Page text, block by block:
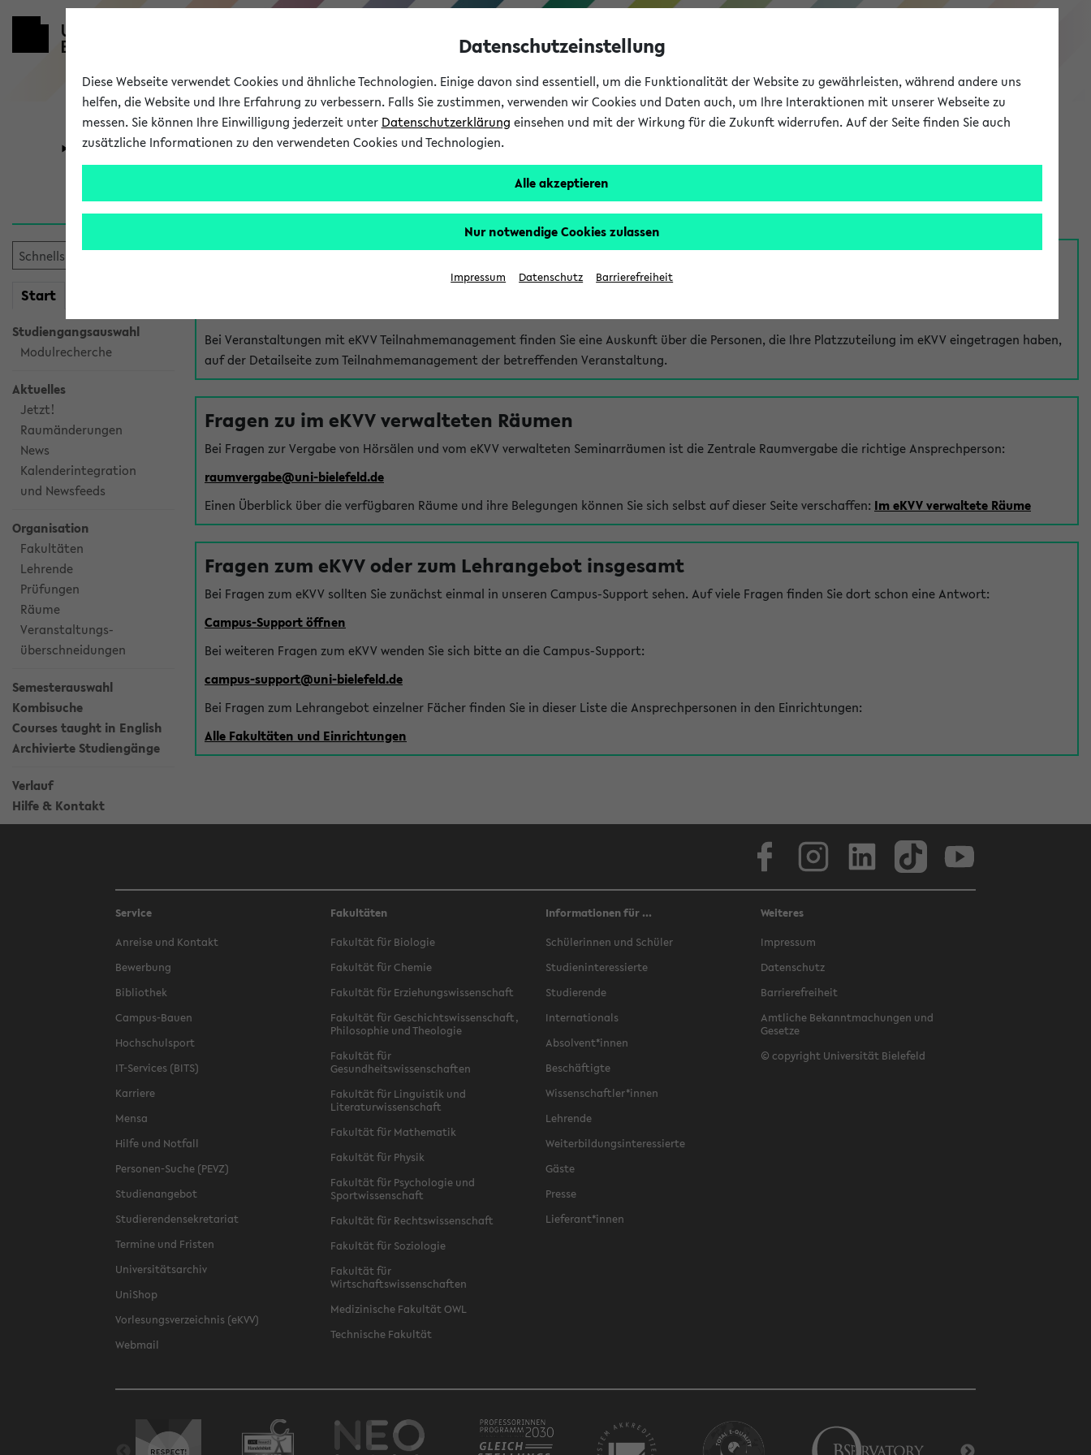
eKVV
Universität Forschung Studium
Start
Studiengangsauswahl
Modulrecherche
Aktuelles
Jetzt!
Raumänderungen
News
Kalenderintegration
und Newsfeeds
Organisation
Fakultäten
Lehrende
Prüfungen
Räume
Veranstaltungs-
überschneidungen
Semesterauswahl
Kombisuche
Courses taught in English
Archivierte Studiengänge
Verlauf
Hilfe & Kontakt
Hilfe & Kontakt
Bei Veranstaltungen mit eKVV Teilnahmemanagement finden Sie eine Auskunft über die Personen, die Ihre Platzzuteilung im eKVV eingetragen haben,
auf der Detailseite zum Teilnahmemanagement der betreffenden Veranstaltung.
Fragen zu im eKVV verwalteten Räumen
Bei Fragen zur Vergabe von Hörsälen und vom eKVV verwalteten Seminarräumen ist die Zentrale Raumvergabe die richtige Ansprechperson:
raumvergabe@uni-bielefeld.de
Einen Überblick über die verfügbaren Räume und ihre Belegungen können Sie sich selbst auf dieser Seite verschaffen: Im eKVV verwaltete Räume
Fragen zum eKVV oder zum Lehrangebot insgesamt
Bei Fragen zum eKVV sollten Sie zunächst einmal in unseren Campus-Support sehen. Auf viele Fragen finden Sie dort schon eine Antwort:
Campus-Support öffnen
Bei weiteren Fragen zum eKVV wenden Sie sich bitte an die Campus-Support:
campus-support@uni-bielefeld.de
Bei Fragen zum Lehrangebot einzelner Fächer finden Sie in dieser Liste die Ansprechpersonen in den Einrichtungen:
Alle Fakultäten und Einrichtungen
Service
Anreise und Kontakt
Bewerbung
Bibliothek
Campus-Bauen
Hochschulsport
IT-Services (BITS)
Karriere
Mensa
Hilfe und Notfall
Personen-Suche (PEVZ)
Studienangebot
Studierendensekretariat
Termine und Fristen
Universitätsarchiv
UniShop
Vorlesungsverzeichnis (eKVV)
Webmail
Fakultäten
Fakultät für Biologie
Fakultät für Chemie
Fakultät für Erziehungswissenschaft
Fakultät für Geschichtswissenschaft,
Philosophie und Theologie
Fakultät für
Gesundheitswissenschaften
Fakultät für Linguistik und
Literaturwissenschaft
Fakultät für Mathematik
Fakultät für Physik
Fakultät für Psychologie und
Sportwissenschaft
Fakultät für Rechtswissenschaft
Fakultät für Soziologie
Fakultät für
Wirtschaftswissenschaften
Medizinische Fakultät OWL
Technische Fakultät
Informationen für ...
Schülerinnen und Schüler
Studieninteressierte
Studierende
Internationals
Absolvent*innen
Beschäftigte
Wissenschaftler*innen
Lehrende
Weiterbildungsinteressierte
Gäste
Presse
Lieferant*innen
Weiteres
Impressum
Datenschutz
Barrierefreiheit
Amtliche Bekanntmachungen und
Gesetze
© copyright Universität Bielefeld
Datenschutzeinstellung
Diese Webseite verwendet Cookies und ähnliche Technologien. Einige davon sind essentiell, um die Funktionalität der Website zu gewährleisten, während andere uns
helfen, die Website und Ihre Erfahrung zu verbessern. Falls Sie zustimmen, verwenden wir Cookies und Daten auch, um Ihre Interaktionen mit unserer Webseite zu
messen. Sie können Ihre Einwilligung jederzeit unter Datenschutzerklärung einsehen und mit der Wirkung für die Zukunft widerrufen. Auf der Seite finden Sie auch
zusätzliche Informationen zu den verwendeten Cookies und Technologien.
Alle akzeptieren
Nur notwendige Cookies zulassen
Impressum Datenschutz Barrierefreiheit